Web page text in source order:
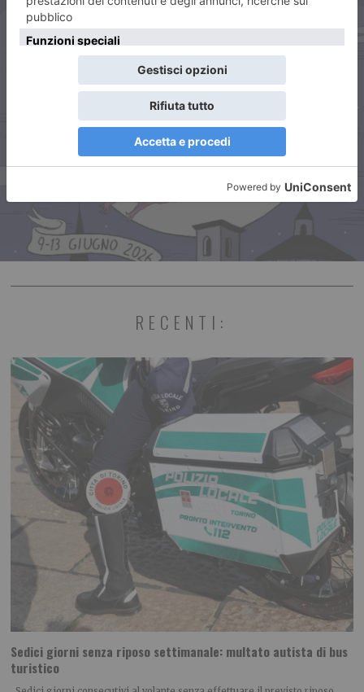
ARTICOLO SUCCESSIVO
“Letti di Notte” Cinque grandi
nomi della letteratura e del
giornalismo
RECENTI:
Sedici giorni senza riposo settimanale: multato autista di bus
turistico